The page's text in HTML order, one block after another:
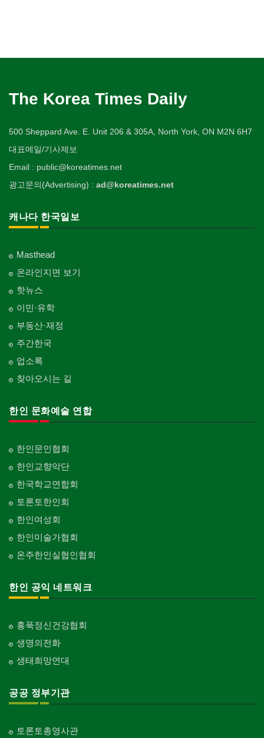
The Korea Times Daily
500 Sheppard Ave. E. Unit 206 & 305A, North York, ON M2N 6H7
대표메일/기사제보
Email : public@koreatimes.net
광고문의(Advertising) : ad@koreatimes.net
캐나다 한국일보
Masthead
온라인지면 보기
핫뉴스
이민·유학
부동산·재정
주간한국
업소록
찾아오시는 길
한인 문화예술 연합
한인문인협회
한인교향악단
한국학교연합회
토론토한인회
한인여성회
한인미술가협회
온주한인실협인협회
한인 공익 네트워크
홍푹정신건강협회
생명의전화
생태희망연대
공공 정부기관
토론토총영사관